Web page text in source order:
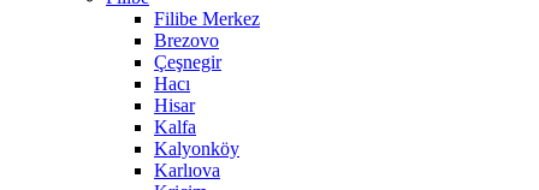
Filibe Merkez
Brezovo
Çeşnegir
Hacı
Hisar
Kalfa
Kalyonköy
Karlıova